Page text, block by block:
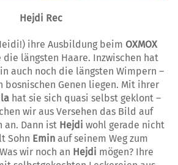
Hejdi Rec
ihre Ausbildung beim OXMOX
längsten Haare. Inzwischen hat
auch noch die läng­sten Wimpern –
bosnisch­en Genen liegen. Mit ihrer
hat sie sich quasi selbst geklont –
wir aus Versehen das Bild auf
an. Dann ist Hejdi wohl gerade nicht
Sohn Emin auf seinem Weg zum
wir noch an Hejdi mögen? Ihre